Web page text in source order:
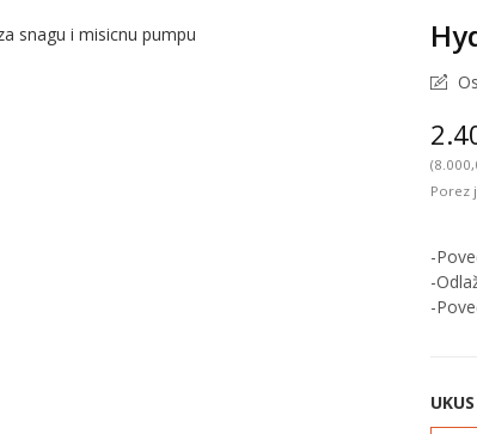
Porez
-
-
-